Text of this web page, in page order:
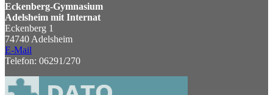
Eckenberg-Gymnasium
Adelsheim mit Internat
Eckenberg 1
74740 Adelsheim
E-Mail
Telefon: 06291/270